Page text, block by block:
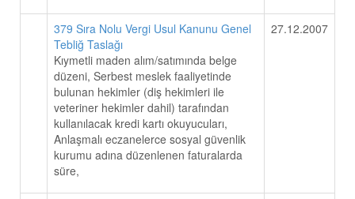
379 Sıra Nolu Vergi Usul Kanunu Genel
Tebliğ Taslağı
Kıymetli maden alım/satımında belge
düzeni, Serbest meslek faaliyetinde
bulunan hekimler (diş hekimleri ile
veteriner hekimler dahil) tarafından
kullanılacak kredi kartı okuyucuları,
Anlaşmalı eczanelerce sosyal güvenlik
kurumu adına düzenlenen faturalarda
süre,
27.12.2007